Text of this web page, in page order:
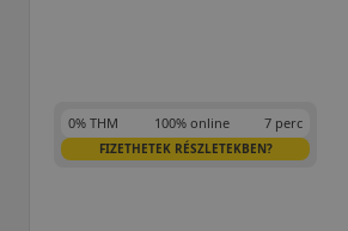
0% THM 100% online 7 perc
FIZETHETEK RÉSZLETEKBEN?